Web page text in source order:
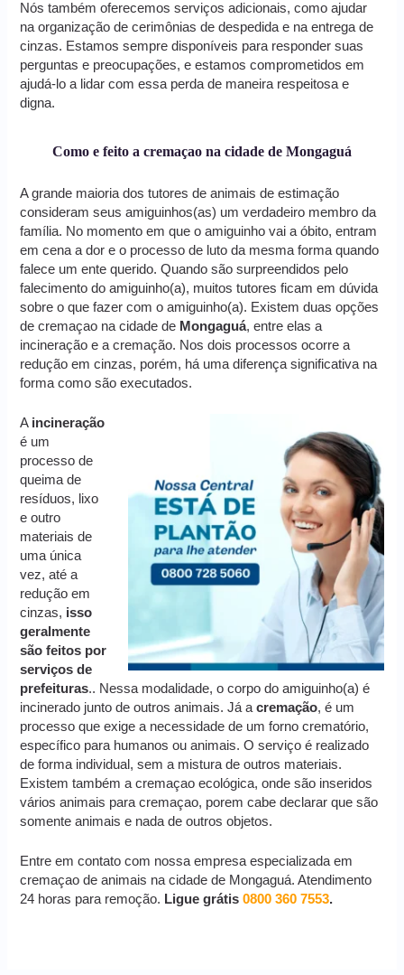
Nós também oferecemos serviços adicionais, como ajudar
na organização de cerimônias de despedida e na entrega de
cinzas. Estamos sempre disponíveis para responder suas
perguntas e preocupações, e estamos comprometidos em
ajudá-lo a lidar com essa perda de maneira respeitosa e
digna.
Como e feito a cremaçao na cidade de Mongaguá
A grande maioria dos tutores de animais de estimação
consideram seus amiguinhos(as) um verdadeiro membro da
família. No momento em que o amiguinho vai a óbito, entram
em cena a dor e o processo de luto da mesma forma quando
falece um ente querido. Quando são surpreendidos pelo
falecimento do amiguinho(a), muitos tutores ficam em dúvida
sobre o que fazer com o amiguinho(a). Existem duas opções
de cremaçao na cidade de Mongaguá, entre elas a
incineração e a cremação. Nos dois processos ocorre a
redução em cinzas, porém, há uma diferença significativa na
forma como são executados.
A incineração
é um
processo de
queima de
resíduos, lixo
e outro
materiais de
uma única
vez, até a
redução em
cinzas, isso
geralmente
são feitos por
serviços de
prefeituras.. Nessa modalidade, o corpo do amiguinho(a) é
incinerado junto de outros animais. Já acremação, é um
processo que exige a necessidade de um forno crematório,
específico para humanos ou animais. O serviço é realizado
de forma individual, sem a mistura de outros materiais.
Existem também a cremaçao ecológica, onde são inseridos
vários animais para cremaçao, porem cabe declarar que são
somente animais e nada de outros objetos.
Entre em contato com nossa empresa especializada em
cremaçao de animais na cidade de Mongaguá. Atendimento
24 horas para remoção. Ligue grátis0800 360 7553.